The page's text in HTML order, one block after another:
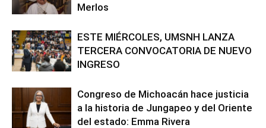
Merlos
ESTE MIÉRCOLES, UMSNH LANZA
TERCERA CONVOCATORIA DE NUEVO
INGRESO
Congreso de Michoacán hace justicia
a la historia de Jungapeo y del Oriente
del estado: Emma Rivera